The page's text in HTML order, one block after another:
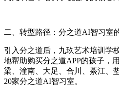
二、转型路径：分之道AI智习室
引入分之道后，九玖艺术培训学
地帮助购买分之道APP的孩子，
梁、潼南、大足、合川、綦江、
20家分之道AI智习室。